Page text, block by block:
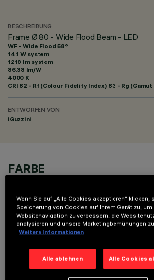
BESCHREIBUNG
Frame Ø 80 - Wide Flood Beam - LED
WF - Wide Flood 58°
14.1 W system
1218 lm system
86.38 lm/W
4000 K
CRI 82 - Rf (Colour Fidelity Index) 83 - Rg (Gamut
ENTWORFEN VON
iGuzzini
FARBE
OPTIONALE
Wenn Sie auf „Alle Cookies akzeptieren“ klicken,
Speicherung von Cookies auf Ihrem Gerät zu, um
Websitenavigation zu verbessern, die
analysieren und unsere Marketingbemühungen
Weitere Informationen
Alle ablehnen Alle Cookies